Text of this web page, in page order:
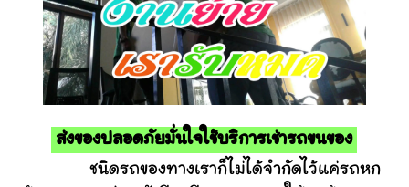
ส่งของปลอดภัยมั่นใจใช้บริการเช่ารถขนของ
ชนิดรถของทางเราก็ไม่ได้จำกัดไว้แค่รถหก